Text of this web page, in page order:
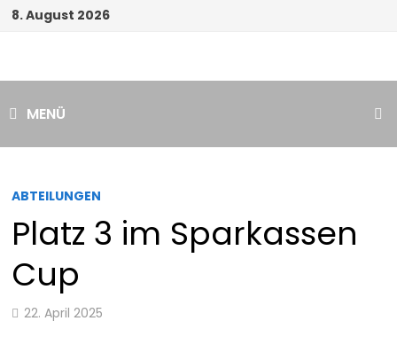
Zum
8. August 2026
MENÜ
ABTEILUNGEN
Platz 3 im Sparkassen
Cup
22. April 2025